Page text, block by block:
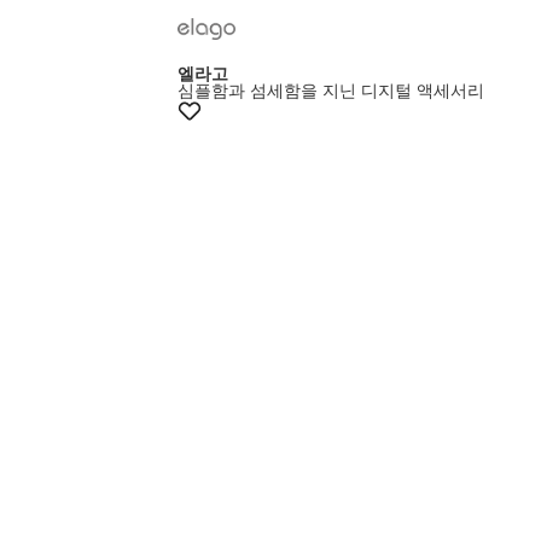
엘라고
심플함과 섬세함을 지닌 디지털 액세서리